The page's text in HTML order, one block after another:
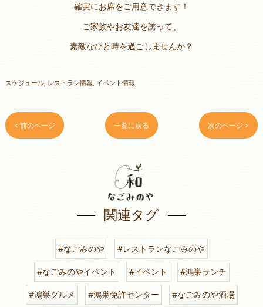
確実にお席をご用意できます！
ご家族やお友達を誘って、
素敵なひと時を過ごしませんか？
スケジュール レストラン情報 イベント情報
< 前のページ 一覧に戻る 次のページ >
関連タグ
#なごみのや #レストランなごみのや
#なごみのやイベント #イベント #鴻巣ランチ
#鴻巣グルメ #鴻巣免許センター #なごみのや酒場